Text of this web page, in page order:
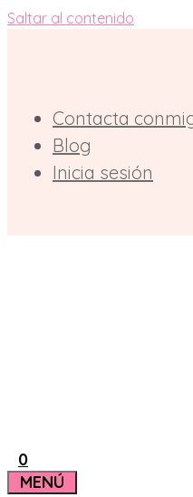
Saltar al contenido
Contacta
Blog
Inicia sesión
0
MENÚ